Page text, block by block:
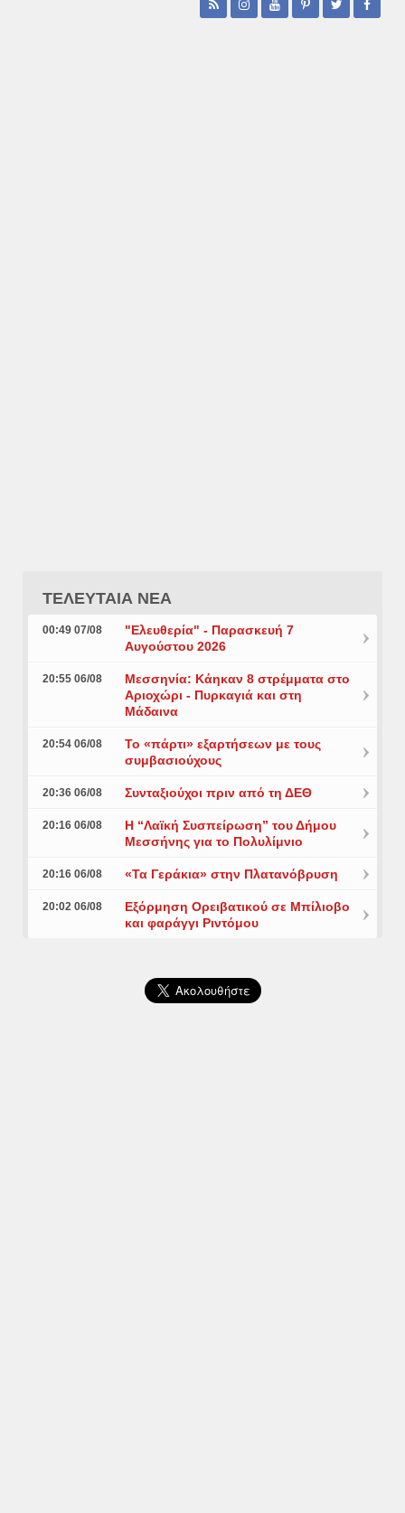
ΤΕΛΕΥΤΑΙΑ ΝΕΑ
00:49 07/08
"Ελευθερία" - Παρασκευή 7
Αυγούστου 2026
20:55 06/08
Μεσσηνία: Κάηκαν 8 στρέμματα στο
Αριοχώρι - Πυρκαγιά και στη
Μάδαινα
20:54 06/08
Το «πάρτι» εξαρτήσεων με τους
συμβασιούχους
20:36 06/08 Συνταξιούχοι πριν από τη ΔΕΘ
20:16 06/08
Η “Λαϊκή Συσπείρωση” του Δήμου
Μεσσήνης για το Πολυλίμνιο
20:16 06/08 «Τα Γεράκια» στην Πλατανόβρυση
20:02 06/08
Εξόρμηση Ορειβατικού σε Μπίλιοβο
και φαράγγι Ριντόμου